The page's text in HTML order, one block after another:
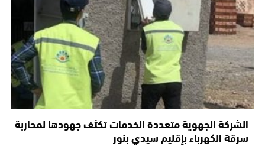
الشركة الجهوية متعددة الخدمات تكثف جهودها لمحاربة
سرقة الكهرباء بإقليم سيدي بنور